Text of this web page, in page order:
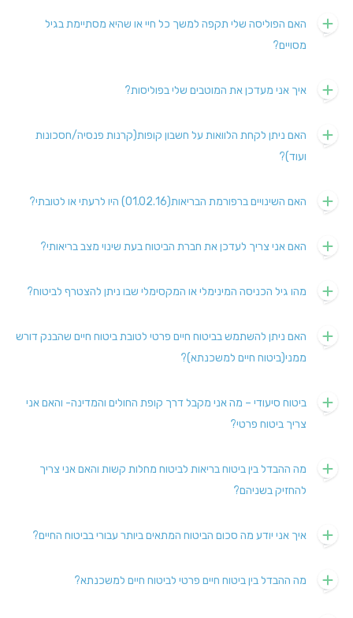
האם הפוליסה שלי תקפה למשך כל חיי או שהיא מסתיימת בגיל
מסויים?
איך אני מעדכן את המוטבים שלי בפוליסות?
האם ניתן לקחת הלוואות על חשבון קופות(קרנות פנסיה/חסכונות
ועוד)?
האם השינויים ברפורמת הבריאות(01.02.16) היו לרעתי או לטובתי?
האם אני צריך לעדכן את חברת הביטוח בעת שינוי מצב בריאותי?
מהו גיל הכניסה המינימלי או המקסימלי שבו ניתן להצטרף לביטוח?
האם ניתן להשתמש בביטוח חיים פרטי לטובת ביטוח חיים שהבנק דורש
ממני(ביטוח חיים למשכנתא)?
ביטוח סיעודי – מה אני מקבל דרך קופת החולים והמדינה- והאם אני
צריך ביטוח פרטי?
מה ההבדל בין ביטוח בריאות לביטוח מחלות קשות והאם אני צריך
להחזיק בשניהם?
איך אני יודע מה סכום הביטוח המתאים ביותר עבורי בביטוח החיים?
מה ההבדל בין ביטוח חיים פרטי לביטוח חיים למשכנתא?